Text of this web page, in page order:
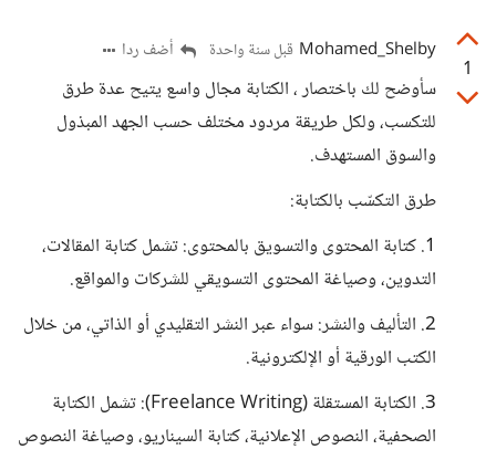
1
Mohamed_Shelby قبل سنة واحدة أضف ردا
سأوضح لك باختصار ، الكتابة مجال واسع يتيح عدة طرق
للتكسب، ولكل طريقة مردود مختلف حسب الجهد المبذول
والسوق المستهدف.
طرق التكسّب بالكتابة:
1. كتابة المحتوى والتسويق بالمحتوى: تشمل كتابة المقالات،
التدوين، وصياغة المحتوى التسويقي للشركات والمواقع.
2. التأليف والنشر: سواء عبر النشر التقليدي أو الذاتي، من خلال
الكتب الورقية أو الإلكترونية.
3. الكتابة المستقلة (Freelance Writing): تشمل الكتابة
الصحفية، النصوص الإعلانية، كتابة السيناريو، وصياغة النصوص